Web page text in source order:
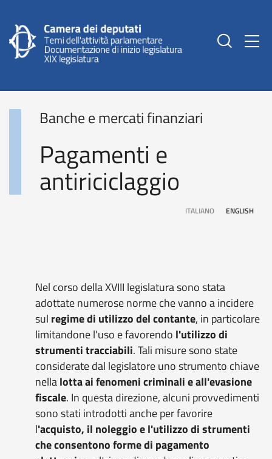
Banche e mercati finanziari
Pagamenti e
antiriciclaggio
ITALIANO ENGLISH
Nel corso della XVIII legislatura sono stata
adottate numerose norme che vanno a incidere
sul regime di utilizzo del contante, in particolare
limitandone l'uso e favorendo l'utilizzo di
strumenti tracciabili. Tali misure sono state
considerate dal legislatore uno strumento chiave
nellalotta ai fenomeni criminali e all'evasione
fiscale. In questa direzione, alcuni provvedimenti
sono stati introdotti anche per favorire
l'acquisto, il noleggio e l'utilizzo di strumenti
che consentonoforme di pagamento